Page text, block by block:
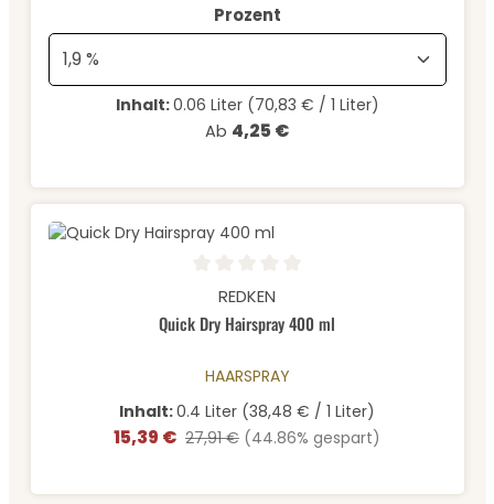
Prozentauswählen
Inhalt:0.06 Liter (70,83 € / 1 Liter)
Regulärer Preis:
Ab 4,25 €
Durchschnittliche Bewertung von 0 von 5 Sternen
REDKEN
Quick Dry Hairspray 400 ml
HAARSPRAY
Inhalt:0.4 Liter (38,48 € / 1 Liter)
Verkaufspreis:
15,39 € Regulärer Preis:
27,91 € (44.86% gespart)